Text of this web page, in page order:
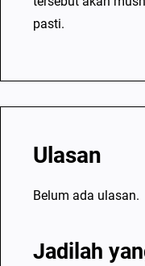
pasti.
Ulasan
Belum ada ulasan.
Jadilah